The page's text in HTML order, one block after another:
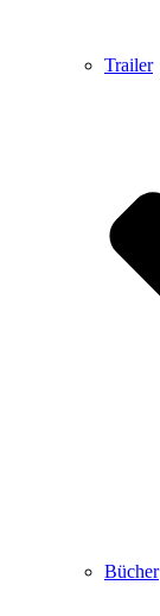
Trailer
Bücher